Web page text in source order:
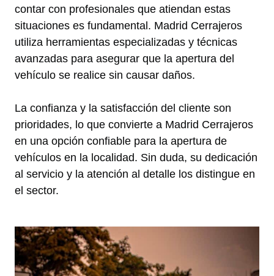
contar con profesionales que atiendan estas
situaciones es fundamental. Madrid Cerrajeros
utiliza herramientas especializadas y técnicas
avanzadas para asegurar que la apertura del
vehículo se realice sin causar daños.
La confianza y la satisfacción del cliente son
prioridades, lo que convierte a Madrid Cerrajeros
en una opción confiable para la apertura de
vehículos en la localidad. Sin duda, su dedicación
al servicio y la atención al detalle los distingue en
el sector.